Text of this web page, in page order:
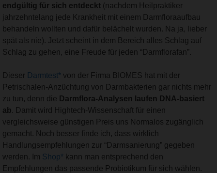
endgültig für sich entdeckt (nachdem Heilpraktiker
jahrzehntelang jede Krankheit mit einem Darmfloraaufbau
behandeln wollten und dafür belächelt wurden. Na ja, lieber
spät als nie). Jetzt scheint in dem Bereich alles Schlag auf
Schlag zu gehen, eine Freude für jeden “Darmflorafan”.
Dieser Darmtest* von der Firma BIOMES hat mit der
Petrischalen-Anzüchtung von Darmbakterien gar nichts mehr
zu tun, denn die Darmflora-Analysen laufen DNA-basiert
ab. Damit wird Hightech-Wissenschaft für einen
vergleichsweise günstigen Preis uns Normalos zugänglich
gemacht. Noch besser finde ich, dass wirklich
Handlungsempfehlungen zur “Darmsanierung” gegeben
werden. Im Shop* kann man entsprechend den
Empfehlungen das passende Probiotikum für sich wählen.